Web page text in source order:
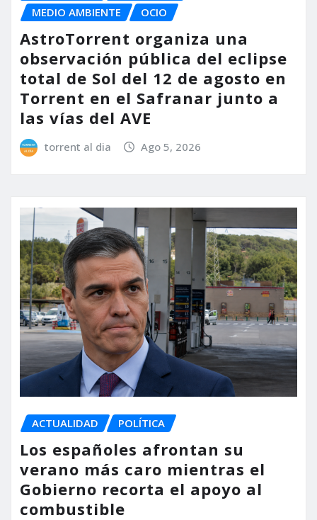
MEDIO AMBIENTE
OCIO
AstroTorrent organiza una
observación pública del eclipse
total de Sol del 12 de agosto en
Torrent en el Safranar junto a
las vías del AVE
torrent al dia Ago 5, 2026
ACTUALIDAD POLÍTICA
Los españoles afrontan su
verano más caro mientras el
Gobierno recorta el apoyo al
combustible